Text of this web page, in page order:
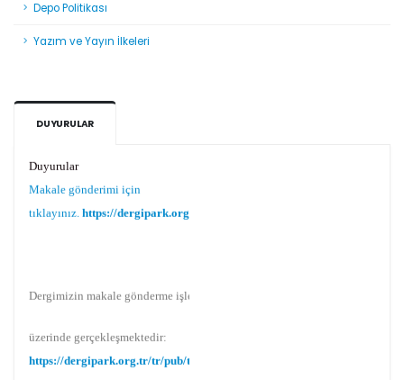
Depo Politikası
Yazım ve Yayın İlkeleri
DUYURULAR